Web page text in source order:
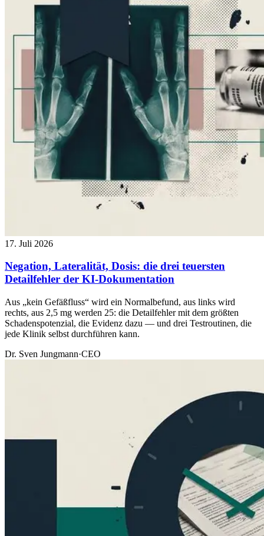
17. Juli 2026
Negation, Lateralität, Dosis: die drei teuersten
Detailfehler der KI-Dokumentation
Aus „kein Gefäßfluss“ wird ein Normalbefund, aus links wird
rechts, aus 2,5 mg werden 25: die Detailfehler mit dem größten
Schadenspotenzial, die Evidenz dazu — und drei Testroutinen, die
jede Klinik selbst durchführen kann.
Dr. Sven Jungmann·CEO